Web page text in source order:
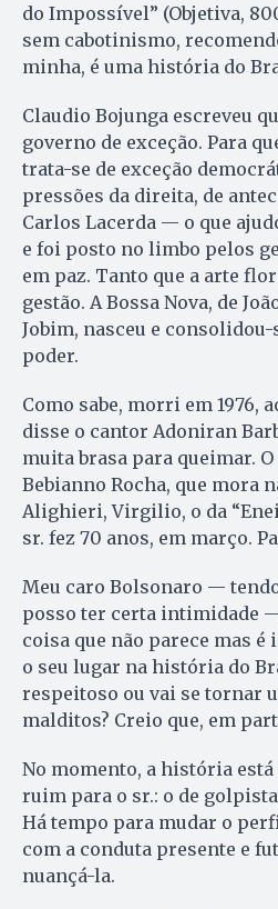
do Impossível” (Objetiva,
sem cabotinismo,
minha, é uma história do
Claudio Bojunga escreveu
governo de exceção. Para
trata-se de exceção
pressões da direita, de
Carlos Lacerda — o que
e foi posto no limbo pelos
em paz. Tanto que a arte
gestão. A Bossa Nova, de
Jobim, nasceu e
poder.
Como sabe, morri em 1976,
disse o cantor Adoniran
muita brasa para queimar. O
Bebianno Rocha, que mora
Alighieri, Virgilio, o da
sr. fez 70 anos, em março.
Meu caro Bolsonaro —
posso ter certa intimidade
coisa que não parece mas
o seu lugar na história do
respeitoso ou vai se tornar
malditos? Creio que, em
No momento, a história
ruim para o sr.: o de
Há tempo para mudar o
com a conduta presente e
nuançá-la.